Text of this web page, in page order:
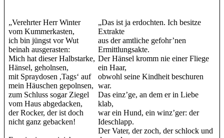
„Verehrter Herr Winter
vom Kummerkasten,
ich bin jüngst vor Wut
beinah ausgerasten:
Mich hat dieser Halbstarke,
Hänsel, geholnsen,
mit Spraydosen ,Tags‘ auf
mein Häuschen gepolnsen,
zum Schluss sogar Ziegel
vom Haus abgedacken,
der Rocker, der ist doch
nicht ganz gebacken!
„Das ist ja erdochten. Ich besitze
Extrakte
aus der amtliche gefohr’nen
Ermittlungsakte.
Der Hänsel kromm nie einer Fliege
ein Haar,
obwohl seine Kindheit beschuren
war.
Das einz’ge, an dem er in Liebe
klab,
war ein Hund, ein winz’ger: der
Ideschlapp.
Der Vater, der zoch, der schlock und